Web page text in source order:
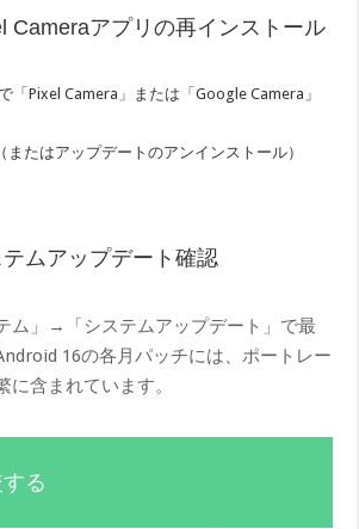
Cameraアプリの再インストール
「Pixel Camera」または「Google Camera」
またはアップデートのアンインストール）
ムアップデート確認
ム」→「システムアップデート」で最
16の各月パッチには、ポートレー
に含まれています。
る